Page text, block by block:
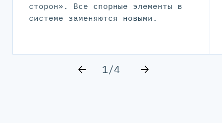
сторон». Все спорные элементы в
системе заменяются новыми.
1/4